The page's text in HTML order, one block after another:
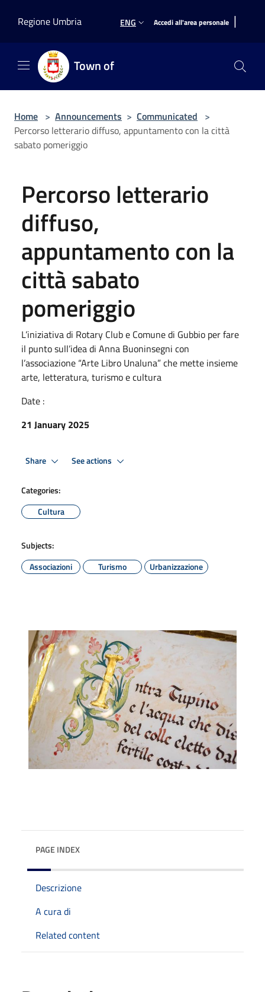
Regione Umbria
ENG Accedi all'area personale |
Town of
Home > Announcements > Communicated >
Percorso letterario diffuso, appuntamento con la città
sabato pomeriggio
Percorso letterario
diffuso,
appuntamento con la
città sabato
pomeriggio
L’iniziativa di Rotary Club e Comune di Gubbio per fare
il punto sull’idea di Anna Buoninsegni con
l’associazione “Arte Libro Unaluna” che mette insieme
arte, letteratura, turismo e cultura
Date :
21 January 2025
Share See actions
Categories:
Cultura
Subjects:
Associazioni
Turismo Urbanizzazione
PAGE INDEX
Descrizione
A cura di
Related content